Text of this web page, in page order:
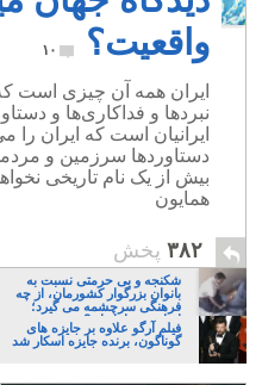
واقعیت؟
۱۰
ایران ‏همه آن چیزی است که
نبرد‌ها و فداکاری‌ها و
‏ایرانیان است که ایران را
دستاورد‌ها سرزمین و
‏بیش از یک نام تاریخی
همایون
۳۸۲ پخش
شکنجه و بی حرمتی نسبت به
بانوان بزرگوار کشورمان، از چه
فرهنگی سرچشمه می گیرد؛
ایرانی، و یا تازیان؟
فیلم آرگو علاوه بر جایزه های
گوناگون، برنده جایزه اسکار شد